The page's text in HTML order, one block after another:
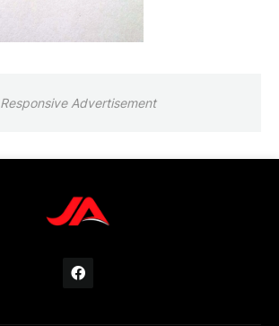
Responsive Advertisement